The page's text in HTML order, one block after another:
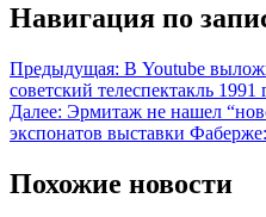
Навигация по
Предыдущая: В Youtube
советский телеспектакль
Далее: Эрмитаж не нашел
экспонатов выставки
Похожие новости